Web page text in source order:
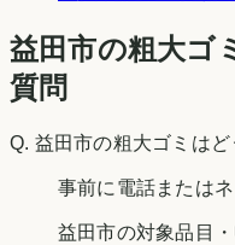
益田市の粗大ゴ
質問
Q. 益田市の粗大ゴミは
事前に電話または
益田市の対象品目